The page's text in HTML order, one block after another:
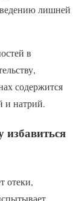
лишней
в
содержится
и натрий.
отеки,